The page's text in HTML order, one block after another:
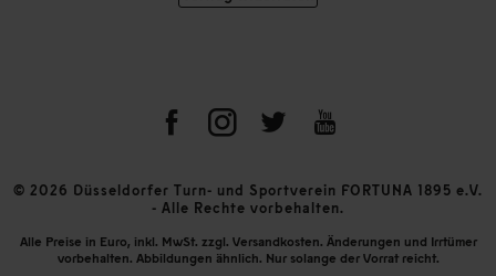
© 2026 Düsseldorfer Turn- und Sportverein FORTUNA 1895 e.V.
- Alle Rechte vorbehalten.
Alle Preise in Euro, inkl. MwSt. zzgl. Versandkosten. Änderungen und Irrtümer
vorbehalten. Abbildungen ähnlich. Nur solange der Vorrat reicht.